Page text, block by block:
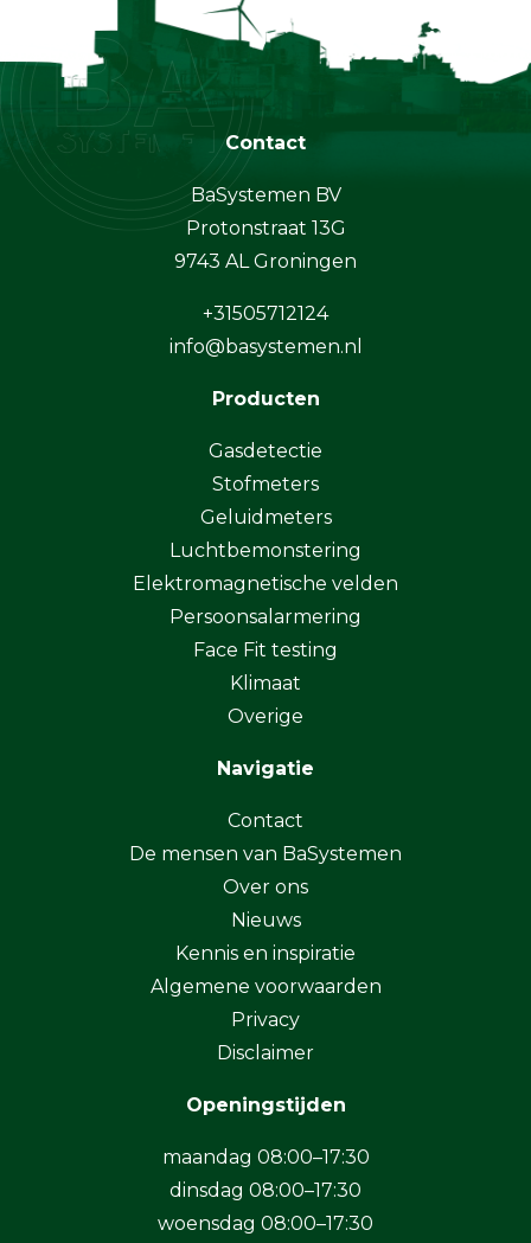
Contact
BaSystemen BV
Protonstraat 13G
9743 AL Groningen
+31505712124
info@basystemen.nl
Producten
Gasdetectie
Stofmeters
Geluidmeters
Luchtbemonstering
Elektromagnetische velden
Persoonsalarmering
Face Fit testing
Klimaat
Overige
Navigatie
Contact
De mensen van BaSystemen
Over ons
Nieuws
Kennis en inspiratie
Algemene voorwaarden
Privacy
Disclaimer
Openingstijden
maandag 08:00–17:30
dinsdag 08:00–17:30
woensdag 08:00–17:30